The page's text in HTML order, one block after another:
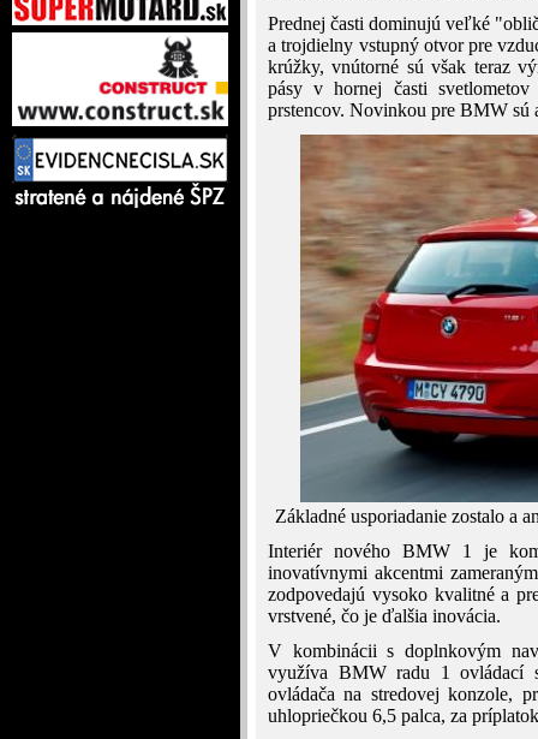
Prednej časti dominujú veľké
a trojdielny vstupný otvor pre
krúžky, vnútorné sú však teraz
pásy v hornej časti svetlometov
prstencov. Novinkou pre BMW sú
Základné usporiadanie zostalo a
Interiér nového BMW 1 je
inovatívnymi akcentmi
zodpovedajú vysoko kvalitné a
vrstvené, čo je ďalšia inovácia.
V kombinácii s doplnkovým
využíva BMW radu 1 ovládací
ovládača na stredovej konzole,
uhlopriečkou 6,5 palca, za